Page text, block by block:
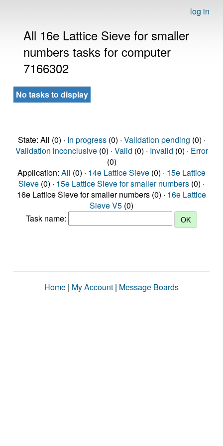
log in
All 16e Lattice Sieve for smaller
numbers tasks for computer
7166302
No tasks to display
State: All (0) · In progress(0) · Validation pending (0) ·
Validation inconclusive(0) · Valid (0) · Invalid (0) · Error
(0)
Application: All (0) · 14e Lattice Sieve (0) · 15e Lattice
Sieve (0) · 15e Lattice Sieve for smaller numbers (0) ·
16e Lattice Sieve for smaller numbers (0) · 16e Lattice
Sieve V5 (0)
Task name:
Home | My Account | Message Boards